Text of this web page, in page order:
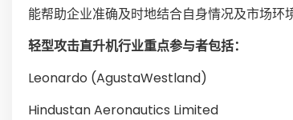
能帮助企业准确及时地结合自身情况及市场环
轻型攻击直升机行业重点参与者包括：
Leonardo (AgustaWestland)
Hindustan Aeronautics Limited